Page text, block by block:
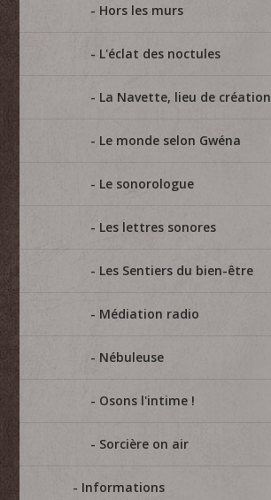
Hors les murs
L'éclat des noctules
La Navette, lieu de création
Le monde selon Gwéna
Le sonorologue
Les lettres sonores
Les Sentiers du bien-être
Médiation radio
Nébuleuse
Osons l'intime !
Sorcière on air
Informations